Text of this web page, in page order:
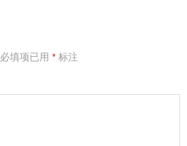
必填项已用 * 标注